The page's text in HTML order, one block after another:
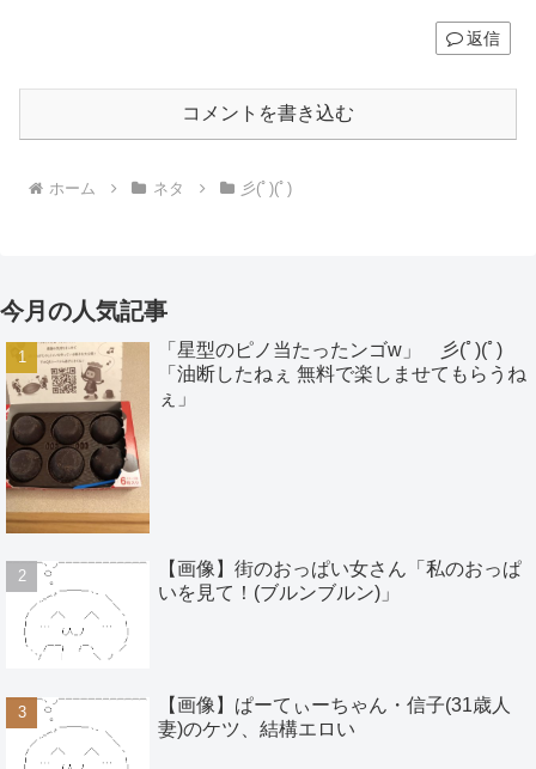
返信
コメントを書き込む
ホーム ネタ 彡(ﾟ)(ﾟ)
今月の人気記事
「星型のピノ当たったンゴw」 彡(ﾟ)(ﾟ)
「油断したねぇ 無料で楽しませてもらうね
ぇ」
【画像】街のおっぱい女さん「私のおっぱ
いを見て！(ブルンブルン)」
【画像】ぱーてぃーちゃん・信子(31歳人
妻)のケツ、結構エロい